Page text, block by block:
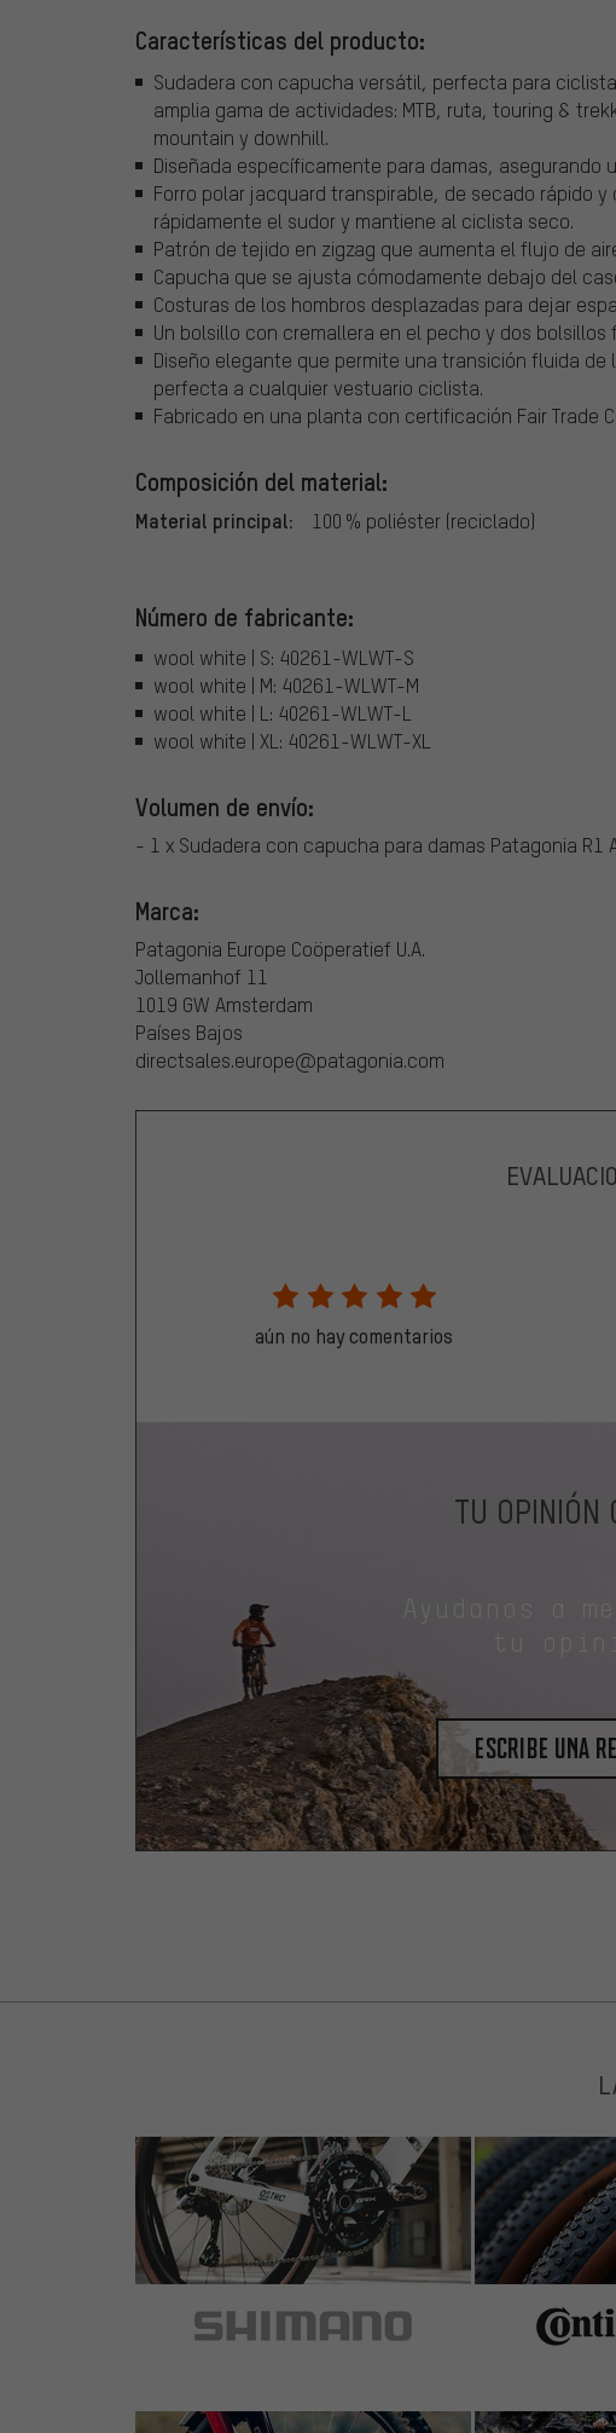
Características del producto:
Sudadera con capucha versátil, perfecta para
amplia gama de actividades: MTB, ruta, touring &
mountain y downhill.
Diseñada específicamente para damas,
Forro polar jacquard transpirable, de secado rápido
rápidamente el sudor y mantiene al ciclista seco.
Patrón de tejido en zigzag que aumenta el flujo de
Capucha que se ajusta cómodamente debajo del
Costuras de los hombros desplazadas para dejar
Un bolsillo con cremallera en el pecho y dos
Diseño elegante que permite una transición fluida
perfecta a cualquier vestuario ciclista.
Fabricado en una planta con certificación Fair
Composición del material:
Material principal: 100 % poliéster (reciclado)
Número de fabricante:
wool white | S: 40261-WLWT-S
wool white | M: 40261-WLWT-M
wool white | L: 40261-WLWT-L
wool white | XL: 40261-WLWT-XL
Volumen de envío:
- 1 x Sudadera con capucha para damas Patagonia R1
Marca:
Patagonia Europe Coöperatief U.A.
Jollemanhof 11
1019 GW Amsterdam
Países Bajos
directsales.europe@patagonia.com
aún no hay comentarios
TU OPINIÓN
tu
escribe una